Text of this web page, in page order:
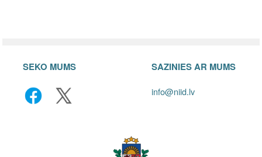
SEKO MUMS SAZINIES AR MUMS
info@niid.lv